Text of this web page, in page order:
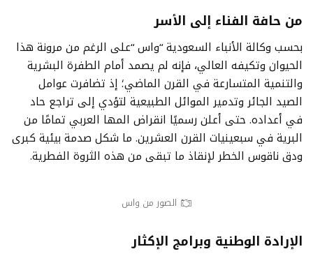
من حافة الفناء إلى الأسر
بحسب وكالة الأنباء السعودية “واس “على الرغم من مرونة هذا
الحيوان وتكيفه العالي، فإنه لم يصمد أمام الطفرة البشرية
والتنمية المتسارعة في القرن الماضي؛ إذ تضافرت عوامل
الصيد الجائر وتدمير الموائل الطبيعية لتؤدي إلى تراجع حاد
في أعداده. حتى أعلن رسميًا انقراض المها العربي تمامًا من
البرية في سبعينيات القرن العشرين. ما شكل صدمة بيئية كبرى
ودق ناقوس الخطر لإنقاذ ما تبقى من هذه الثروة الفطرية.
الصور من واس
الإرادة الوطنية وبرامج الإكثار